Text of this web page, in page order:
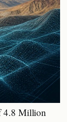
4.8 Million